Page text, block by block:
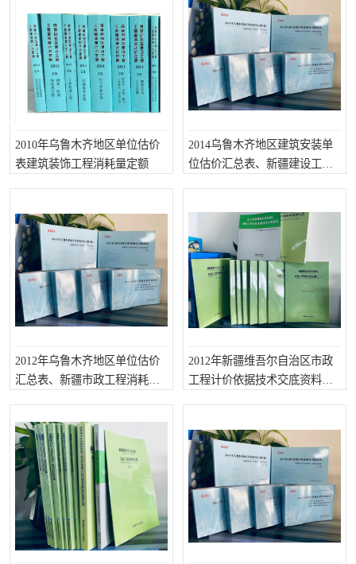
2010年乌鲁木齐地区单位估价
表建筑装饰工程消耗量定额
2014乌鲁木齐地区建筑安装单
位估价汇总表、新疆建设工程
2012年乌鲁木齐地区单位估价
汇总表、新疆市政工程消耗量
2012年新疆维吾尔自治区市政
工程计价依据技术交底资料、
额
四川省清单定额 河南省建设工程预算定额
云南省建设工程预算定额 2020民法典
陕西省水利工程概预算定
额
宁夏建设工程计价定额
冶金工业建设工程概算定
额
河北省建设工程消耗量定
额
天津建设工程预算定额 20kv及以下配电网工程预
算定额
广东省水利水电概预算定
额
全国消耗量工程定额
四川省清单计价定额 北京市建设工程消耗量定
额